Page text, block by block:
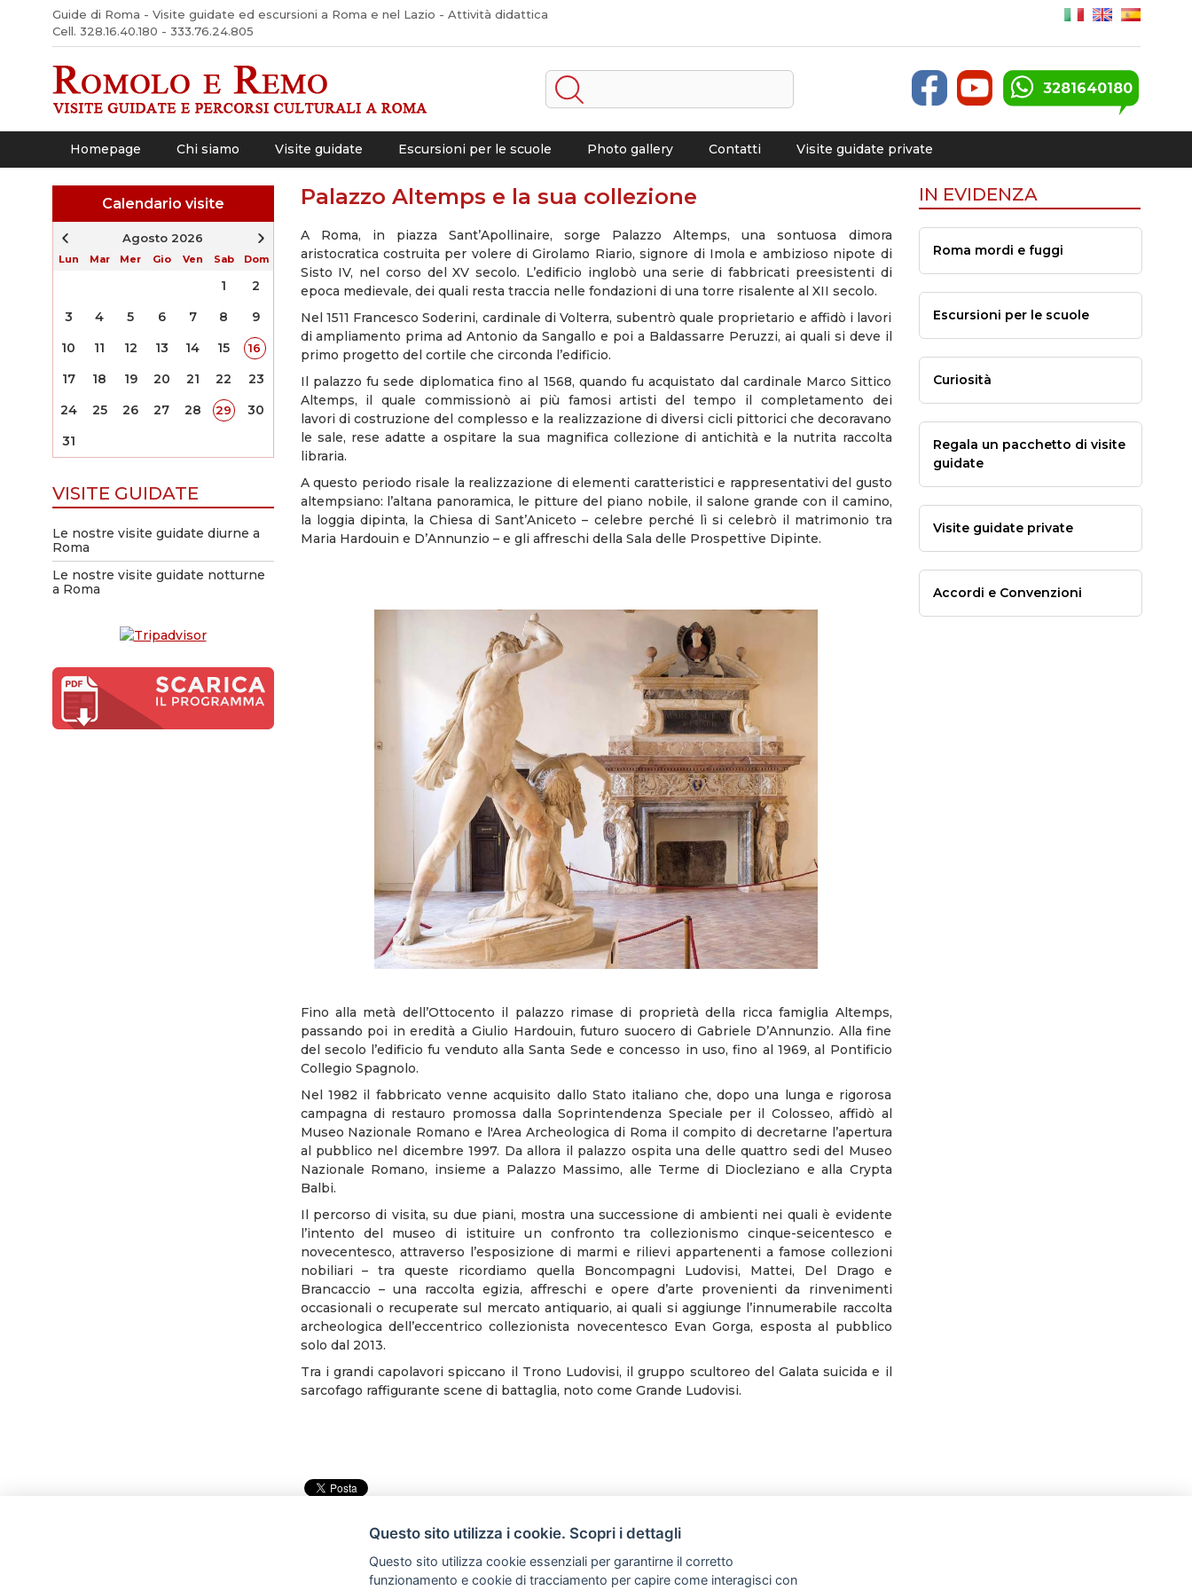
Guide di Roma - Visite guidate ed escursioni a Roma e nel Lazio - Attività didattica
Cell. 328.16.40.180 - 333.76.24.805
3281640180
Homepage Chi siamo Visite guidate Escursioni per le scuole Photo gallery Contatti Visite guidate private
Calendario visite
Agosto 2026
Lun Mar Mer Gio Ven Sab Dom
1
2
3
4 5 6 7 8
9
10
11 12 13 14 15 16
17 18 19 20 21 22
23
24
25 26 27 28 29
30
31
VISITE GUIDATE
Le nostre visite guidate diurne a
Roma
Le nostre visite guidate notturne
a Roma
Palazzo Altemps e la sua collezione
A Roma, in piazza Sant’Apollinaire, sorge Palazzo Altemps, una sontuosa dimora
aristocratica costruita per volere di Girolamo Riario, signore di Imola e ambizioso nipote di
Sisto IV, nel corso del XV secolo. L’edificio inglobò una serie di fabbricati preesistenti di
epoca medievale, dei quali resta traccia nelle fondazioni di una torre risalente al XII secolo.
Nel 1511 Francesco Soderini, cardinale di Volterra, subentrò quale proprietario e affidò i lavori
di ampliamento prima ad Antonio da Sangallo e poi a Baldassarre Peruzzi, ai quali si deve il
primo progetto del cortile che circonda l’edificio.
Il palazzo fu sede diplomatica fino al 1568, quando fu acquistato dal cardinale Marco Sittico
Altemps, il quale commissionò ai più famosi artisti del tempo il completamento dei
lavori di costruzione del complesso e la realizzazione di diversi cicli pittorici che decoravano
le sale, rese adatte a ospitare la sua magnifica collezione di antichità e la nutrita raccolta
libraria.
A questo periodo risale la realizzazione di elementi caratteristici e rappresentativi del gusto
altempsiano: l’altana panoramica, le pitture del piano nobile, il salone grande con il camino,
la loggia dipinta, la Chiesa di Sant’Aniceto – celebre perché lì si celebrò il matrimonio tra
Maria Hardouin e D’Annunzio – e gli affreschi della Sala delle Prospettive Dipinte.
Fino alla metà dell’Ottocento il palazzo rimase di proprietà della ricca famiglia Altemps,
passando poi in eredità a Giulio Hardouin, futuro suocero di Gabriele D’Annunzio. Alla fine
del secolo l’edificio fu venduto alla Santa Sede e concesso in uso, fino al 1969, al Pontificio
Collegio Spagnolo.
Nel 1982 il fabbricato venne acquisito dallo Stato italiano che, dopo una lunga e rigorosa
campagna di restauro promossa dalla Soprintendenza Speciale per il Colosseo, affidò al
Museo Nazionale Romano e l'Area Archeologica di Roma il compito di decretarne l’apertura
al pubblico nel dicembre 1997. Da allora il palazzo ospita una delle quattro sedi del Museo
Nazionale Romano, insieme a Palazzo Massimo, alle Terme di Diocleziano e alla Crypta
Balbi.
Il percorso di visita, su due piani, mostra una successione di ambienti nei quali è evidente
l’intento del museo di istituire un confronto tra collezionismo cinque-seicentesco e
novecentesco, attraverso l’esposizione di marmi e rilievi appartenenti a famose collezioni
nobiliari – tra queste ricordiamo quella Boncompagni Ludovisi, Mattei, Del Drago e
Brancaccio – una raccolta egizia, affreschi e opere d’arte provenienti da rinvenimenti
occasionali o recuperate sul mercato antiquario, ai quali si aggiunge l’innumerabile raccolta
archeologica dell’eccentrico collezionista novecentesco Evan Gorga, esposta al pubblico
solo dal 2013.
Tra i grandi capolavori spiccano il Trono Ludovisi, il gruppo scultoreo del Galata suicida e il
sarcofago raffigurante scene di battaglia, noto come Grande Ludovisi.
IN EVIDENZA
Roma mordi e fuggi
Escursioni per le scuole
Curiosità
Regala un pacchetto di visite
guidate
Visite guidate private
Accordi e Convenzioni
Questo sito utilizza i cookie. Scopri i dettagli
Questo sito utilizza cookie essenziali per garantirne il corretto
funzionamento e cookie di tracciamento per capire come interagisci con